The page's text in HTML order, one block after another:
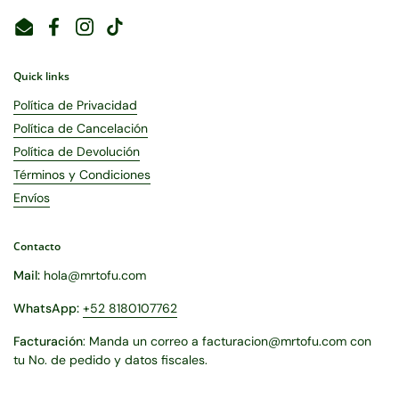
EmailFacebookInstagram
TikTok
Quick links
Política de Privacidad
Política de Cancelación
Política de Devolución
Términos y Condiciones
Envíos
Contacto
Mail: hola@mrtofu.com
WhatsApp: +52 8180107762
Facturación: Manda un correo a facturacion@mrtofu.com con
tu No. de pedido y datos fiscales.